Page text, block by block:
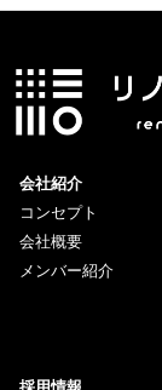
会社紹介
コンセプト
会社概要
メンバー紹介